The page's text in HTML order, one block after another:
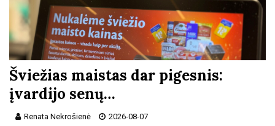
Šviežias maistas dar pigesnis:
įvardijo senų…
Renata Nekrošienė 2026-08-07